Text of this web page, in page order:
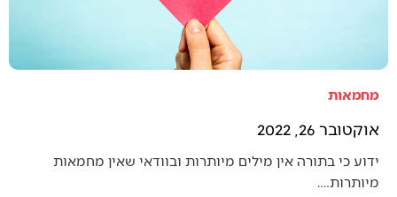
מחמאות
אוקטובר 26, 2022
ידוע כי בתורה אין מילים מיותרות ובוודאי שאין מחמאות
מיותרות.…